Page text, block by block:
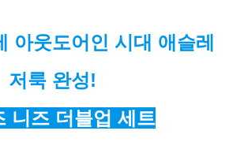
아웃도어인 시대 애슬레
저룩 완성!
니즈 더블업 세트